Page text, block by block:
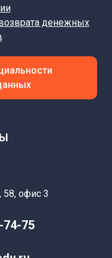
денежных
58, офис 3
74-75